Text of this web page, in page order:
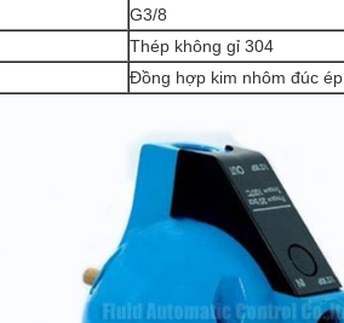
G3/8
Thép không gỉ 304
Đồng hợp kim nhôm đúc ép